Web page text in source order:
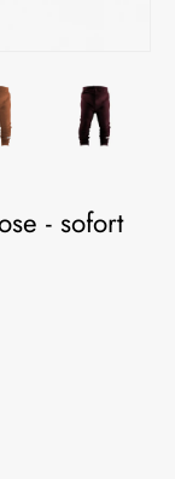
- sofort